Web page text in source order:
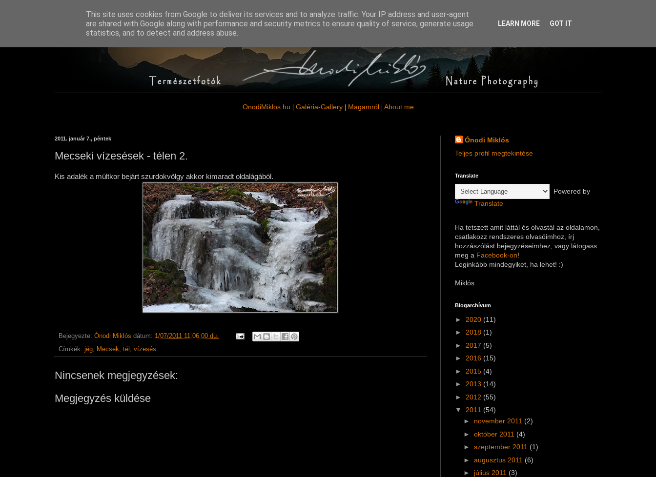
OnodiMiklos.hu Galéria-Gallery Magamról About me
2011. január 7., péntek
Mecseki vízesések - télen 2.
Kis adalék a múltkor bejárt szurdokvölgy akkor kimaradt oldalágából.
Bejegyezte: Ónodi Miklós dátum: 1/07/2011 11:06:00 du.
Címkék: jég Mecsek tél vízesés
Nincsenek megjegyzések:
Megjegyzés küldése
Ónodi Miklós
Teljes profil megtekintése
Translate
Powered by
Translate
Ha tetszett amit láttál és olvastál az oldalamon,
csatlakozz rendszeres olvasóimhoz, írj
hozzászólást bejegyzéseimhez , vagy látogass
meg a Facebook-on!
Leginkább mindegyiket, ha lehet! :)
Miklós
Blogarchívum
► 2020 (11)
► 2018 (1)
► 2017 (5)
► 2016 (15)
► 2015 (4)
► 2013 (14)
► 2012 (55)
▼ 2011 (54)
► november 2011 (2)
► október 2011 (4)
► szeptember 2011 (1)
► augusztus 2011 (6)
► július 2011 (3)
This site uses cookies from Google to deliver its services and to analyze traffic. Your IP address and user-agent
are shared with Google along with performance and security metrics to ensure quality of service, generate usage
statistics, and to detect and address abuse.
LEARN MORE GOT IT